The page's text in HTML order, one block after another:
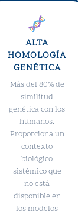
ALTA
HOMOLOGÍA
GENÉTICA
Más del 80% de
similitud
genética con los
humanos.
Proporciona un
contexto
biológico
sistémico que
no está
disponible en
los modelos